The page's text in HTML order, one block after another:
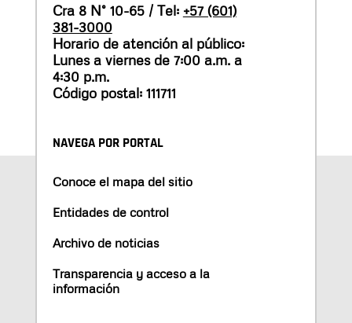
Cra 8 N° 10-65 / Tel: +57 (601)
381-3000
Horario de atención al público:
Lunes a viernes de 7:00 a.m. a
4:30 p.m.
Código postal: 111711
NAVEGA POR PORTAL
Conoce el mapa del sitio
Entidades de control
Archivo de noticias
Transparencia y acceso a la
información